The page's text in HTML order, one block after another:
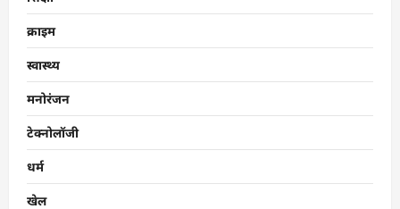
क्राइम
स्वास्थ्य
मनोरंजन
टेक्नोलॉजी
धर्म
खेल